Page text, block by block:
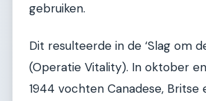
gebruiken.
Dit resulteerde in de ‘Slag om
(Operatie Vitality). In oktober
1944 vochten Canadese, Britse